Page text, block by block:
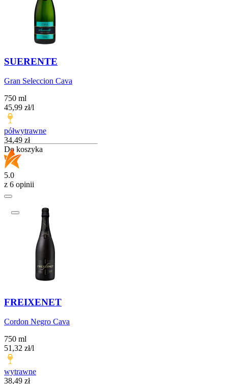
SUERENTE
Gran Seleccion Cava
750 ml
45,99 zł/l
półwytrawne
Cena
34,49 zł
Do koszyka
5.0
z 6 opinii
FREIXENET
Cordon Negro Cava
750 ml
51,32 zł/l
wytrawne
Cena
38,49 zł